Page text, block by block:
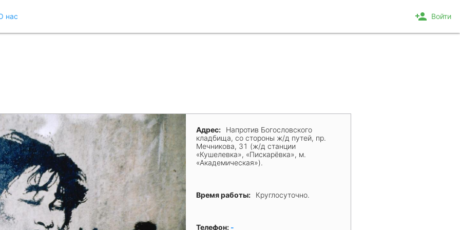
нас person_add Войти
Адрес:
Напротив Богословского
кладбища, со стороны ж/д путей, пр.
Мечникова, 31 (ж/д станции
«Кушелевка», «Пискарёвка», м.
«Академическая»).
Время работы: Круглосуточно.
Телефон: -